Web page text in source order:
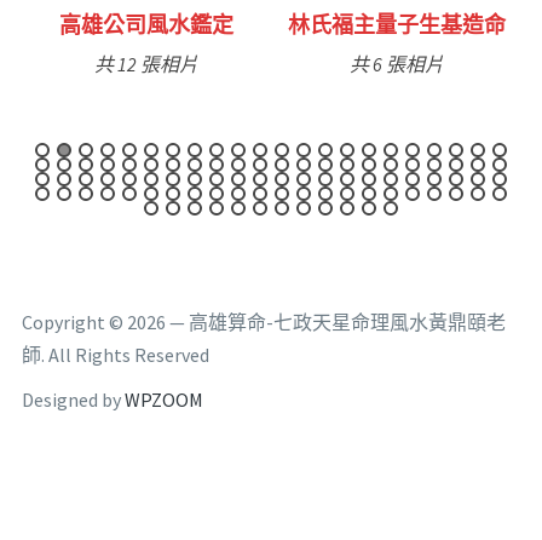
林氏福主量子生基造命
共 6 張相片
台南永康風水鑑定
共 9 張相片
Copyright © 2026 — 高雄算命-七政天星命理風水黃鼎頤老
師. All Rights Reserved
Designed byWPZOOM